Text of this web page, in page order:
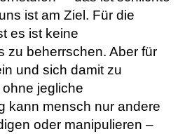
ist am Ziel. Für die
es ist keine
zu beherrschen. Aber für
und sich damit zu
jegliche
kann mensch nur andere
oder manipulieren –